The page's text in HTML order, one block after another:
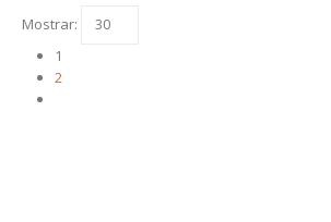
Mostrar:
1
2